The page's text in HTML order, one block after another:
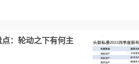
点：轮动之下有何主